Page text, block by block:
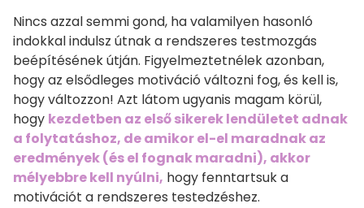
Nincs azzal semmi gond, ha valamilyen hasonló
indokkal indulsz útnak a rendszeres testmozgás
beépítésének útján. Figyelmeztetnélek azonban,
hogy az elsődleges motiváció változni fog, és kell is,
hogy változzon! Azt látom ugyanis magam körül,
hogy kezdetben az első sikerek lendületet adnak
a folytatáshoz, de amikor el-el maradnak az
eredmények (és el fognak maradni), akkor
mélyebbre kell nyúlni, hogy fenntartsuk a
motivációt a rendszeres testedzéshez.